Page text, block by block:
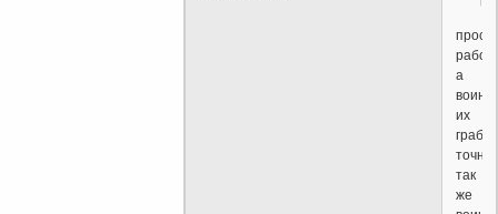
а
воины
их
точно
так
же